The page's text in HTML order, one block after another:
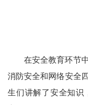
在安全教育环节
消防安全和网络安全
生们讲解了安全知识